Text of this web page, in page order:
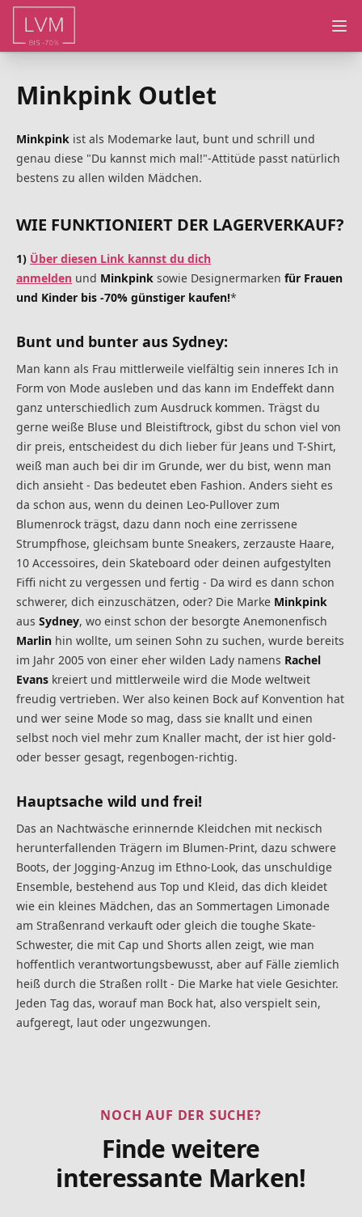
Minkpink Outlet
Minkpink ist als Modemarke laut, bunt und schrill und
genau diese "Du kannst mich mal!"-Attitüde passt natürlich
bestens zu allen wilden Mädchen.
WIE FUNKTIONIERT DER LAGERVERKAUF?
1) Über diesen Link kannst du dich
anmelden und Minkpink sowie Designermarken für Frauen
und Kinder bis -70% günstiger kaufen!*
Bunt und bunter aus Sydney:
Man kann als Frau mittlerweile vielfältig sein inneres Ich in
Form von Mode ausleben und das kann im Endeffekt dann
ganz unterschiedlich zum Ausdruck kommen. Trägst du
gerne weiße Bluse und Bleistiftrock, gibst du schon viel von
dir preis, entscheidest du dich lieber für Jeans und T-Shirt,
weiß man auch bei dir im Grunde, wer du bist, wenn man
dich ansieht - Das bedeutet eben Fashion. Anders sieht es
da schon aus, wenn du deinen Leo-Pullover zum
Blumenrock trägst, dazu dann noch eine zerrissene
Strumpfhose, gleichsam bunte Sneakers, zerzauste Haare,
10 Accessoires, dein Skateboard oder deinen aufgestylten
Fiffi nicht zu vergessen und fertig - Da wird es dann schon
schwerer, dich einzuschätzen, oder? Die Marke Minkpink
aus Sydney, wo einst schon der besorgte Anemonenfisch
Marlin hin wollte, um seinen Sohn zu suchen, wurde bereits
im Jahr 2005 von einer eher wilden Lady namens Rachel
Evans kreiert und mittlerweile wird die Mode weltweit
freudig vertrieben. Wer also keinen Bock auf Konvention hat
und wer seine Mode so mag, dass sie knallt und einen
selbst noch viel mehr zum Knaller macht, der ist hier gold-
oder besser gesagt, regenbogen-richtig.
Hauptsache wild und frei!
Das an Nachtwäsche erinnernde Kleidchen mit neckisch
herunterfallenden Trägern im Blumen-Print, dazu schwere
Boots, der Jogging-Anzug im Ethno-Look, das unschuldige
Ensemble, bestehend aus Top und Kleid, das dich kleidet
wie ein kleines Mädchen, das an Sommertagen Limonade
am Straßenrand verkauft oder gleich die toughe Skate-
Schwester, die mit Cap und Shorts allen zeigt, wie man
hoffentlich verantwortungsbewusst, aber auf Fälle ziemlich
heiß durch die Straßen rollt - Die Marke hat viele Gesichter.
Jeden Tag das, worauf man Bock hat, also verspielt sein,
aufgeregt, laut oder ungezwungen.
NOCH AUF DER SUCHE?
Finde weitere
interessante Marken!